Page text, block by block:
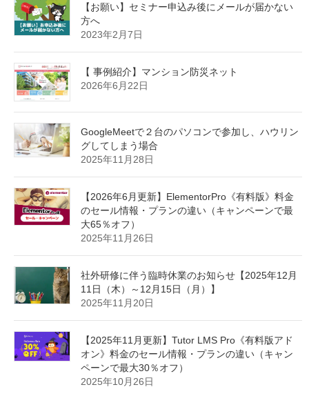
【お願い】セミナー申込み後にメールが届かない
方へ
2023年2月7日
【 事例紹介】マンション防災ネット
2026年6月22日
GoogleMeetで２台のパソコンで参加し、ハウリン
グしてしまう場合
2025年11月28日
【2026年6月更新】ElementorPro《有料版》料金
のセール情報・プランの違い（キャンペーンで最
大65％オフ）
2025年11月26日
社外研修に伴う臨時休業のお知らせ【2025年12月
11日（木）～12月15日（月）】
2025年11月20日
【2025年11月更新】Tutor LMS Pro《有料版アド
オン》料金のセール情報・プランの違い（キャン
ペーンで最大30％オフ）
2025年10月26日